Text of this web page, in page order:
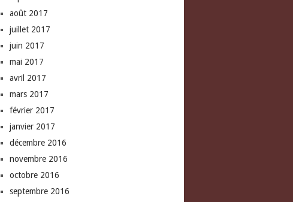
août 2017
juillet 2017
juin 2017
mai 2017
avril 2017
mars 2017
février 2017
janvier 2017
décembre 2016
novembre 2016
octobre 2016
septembre 2016